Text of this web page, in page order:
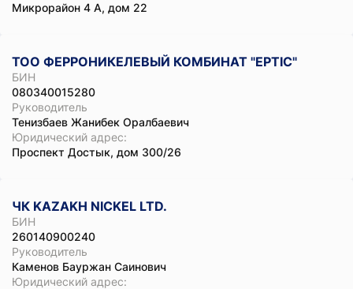
Микрорайон 4 А, дом 22
ТОО ФЕРРОНИКЕЛЕВЫЙ КОМБИНАТ "ЕРТІС"
БИН
080340015280
Руководитель
Тенизбаев Жанибек Оралбаевич
Юридический адрес:
Проспект Достык, дом 300/26
ЧК KAZAKH NICKEL LTD.
БИН
260140900240
Руководитель
Каменов Бауржан Саинович
Юридический адрес: